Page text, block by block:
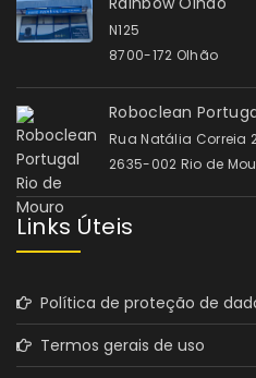
N125
8700-172 Olhão
Roboclean
Rua Natália Correia
2635-002 Rio de
Links Úteis
Política de proteção de
Termos gerais de uso